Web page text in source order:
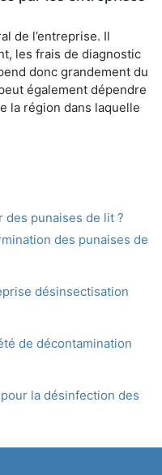
de l’entreprise. Il
les frais de diagnostic
donc grandement du
également dépendre
la région dans laquelle
des punaises de lit ?
des punaises de
désinsectisation
de décontamination
la désinfection des